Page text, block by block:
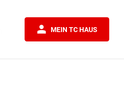
MEIN TC HAUS